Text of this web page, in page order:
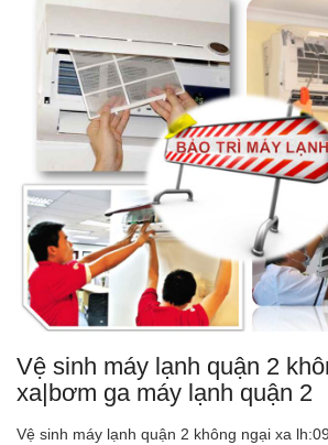
Vệ sinh máy lạnh quận 2
xa|bơm ga máy lạnh quận 2
Vệ sinh máy lạnh quận 2 không ngại xa